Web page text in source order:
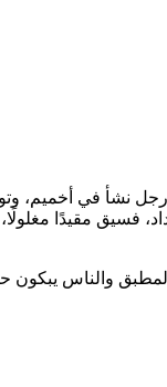
نشأ في أخميم، وتوفي
فسيق مقيدًا
والناس